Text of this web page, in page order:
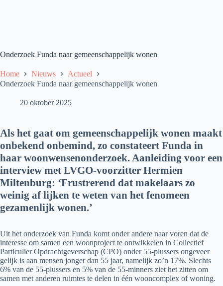
Onderzoek Funda naar gemeenschappelijk wonen
Home Nieuws
Actueel
Onderzoek Funda naar gemeenschappelijk wonen
20 oktober 2025
Als het gaat om gemeenschappelijk wonen maakt
onbekend onbemind, zo constateert Funda in
haar woonwensenonderzoek. Aanleiding voor een
interview met LVGO-voorzitter Hermien
Miltenburg: ‘Frustrerend dat makelaars zo
weinig af lijken te weten van het fenomeen
gezamenlijk wonen.’
Uit het onderzoek van Funda komt onder andere naar voren dat de
interesse om samen een woonproject te ontwikkelen in Collectief
Particulier Opdrachtgeverschap (CPO) onder 55-plussers ongeveer
gelijk is aan mensen jonger dan 55 jaar, namelijk zo’n 17%. Slechts
6% van de 55-plussers en 5% van de 55-minners ziet het zitten om
samen met anderen ruimtes te delen in één wooncomplex of woning.